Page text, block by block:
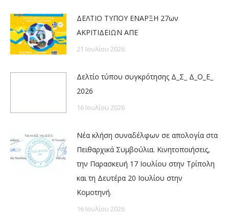
ΔΕΛΤΙΟ ΤΥΠΟΥ ΕΝΑΡΞΗ 27ων
ΑΚΡΙΤΙΔΕΙΩΝ ΑΠΕ
21 Ιουλίου 2026
Δελτίο τύπου συγκρότησης Δ_Σ_ Δ_Ο_Ε_
2026
16 Ιουλίου 2026
Νέα κλήση συναδέλφων σε απολογία στα
Πειθαρχικά Συμβούλια. Κινητοποιήσεις,
την Παρασκευή 17 Ιουλίου στην Τρίπολη
και τη Δευτέρα 20 Ιουλίου στην
Κομοτηνή.
16 Ιουλίου 2026